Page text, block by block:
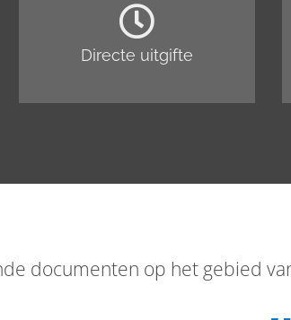
Directe uitgifte
documenten op het gebied